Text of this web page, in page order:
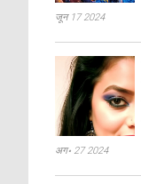
जून 17 2024
अग॰ 27 2024